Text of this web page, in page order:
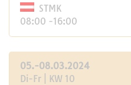
STMK
08:00 -16:00
05.-08.03.2024
Di-Fr | KW 10